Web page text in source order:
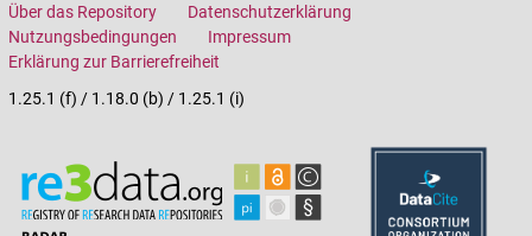
Über das Repository
Datenschutzerklärung
Nutzungsbedingungen
Impressum
Erklärung zur Barrierefreiheit
1.25.1 (f) / 1.18.0 (b) / 1.25.1 (i)